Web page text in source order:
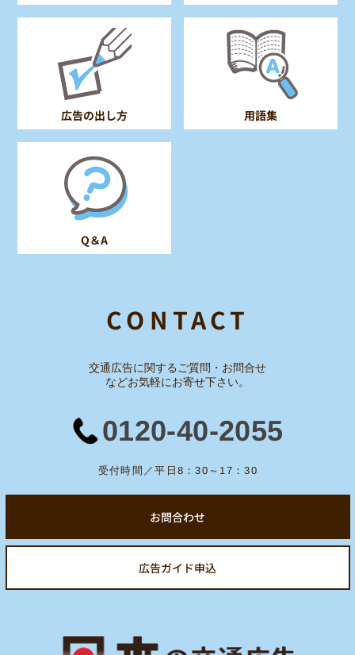
広告の出し方 用語集
Q＆A
CONTACT
交通広告に関するご質問・お問合せ
などお気軽にお寄せ下さい。
0120-40-2055
受付時間／平日8：30～17：30
お問合わせ
広告ガイド申込